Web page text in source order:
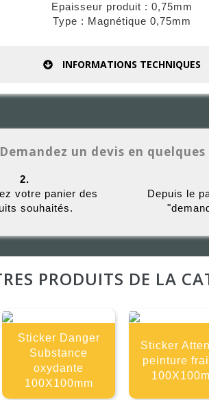
Epaisseur produit : 0,75mm
Type : Magnétique 0,75mm
INFORMATIONS TECHNIQUES
Demandez un devis en quelques
2.
votre panier des
souhaités.
Depuis le
PRODUITS DE LA
Sticker Danger
Substance
oxydante
100X100mm
Sticker
peinture